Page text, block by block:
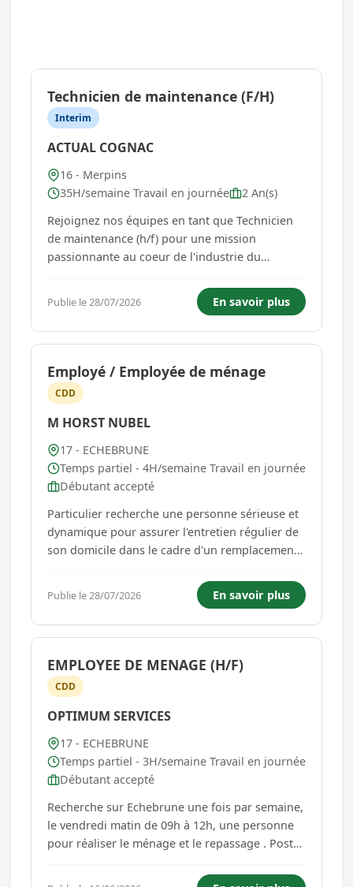
Technicien de maintenance (F/H)
Interim
ACTUAL COGNAC
16 - Merpins
35H/semaine Travail en journée
2 An(s)
Rejoignez nos équipes en tant que Technicien
de maintenance (h/f) pour une mission
passionnante au coeur de l'industrie du
mois débutant dès que possible, vous
travaillerez sur une base de 35 heures par
semaine en temps plein, en heure de journée
ou 2...
Publie le 28/07/2026 En savoir plus
Employé / Employée de ménage
CDD
M HORST NUBEL
17 - ECHEBRUNE
Temps partiel - 4H/semaine Travail en journée
Débutant accepté
Particulier recherche une personne sérieuse et
dynamique pour assurer l'entretien régulier de
son domicile dans le cadre d'un remplacement
de mission stable, avec une possibilité de
prolongation selon la continuité du
remplacement initial. Vos missi...
Publie le 28/07/2026 En savoir plus
EMPLOYEE DE MENAGE (H/F)
CDD
OPTIMUM SERVICES
17 - ECHEBRUNE
Temps partiel - 3H/semaine Travail en journée
Débutant accepté
Recherche sur Echebrune une fois par semaine,
le vendredi matin de 09h à 12h, une personne
pour réaliser le ménage et le repassage . Poste